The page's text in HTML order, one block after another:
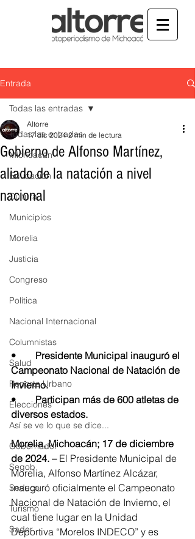
Entrada
Todas las entradas
Michoacán
Educación
Cultura
Municipios
Morelia
Justicia
Congreso
Política
Nacional Internacional
Columnistas
Salud
Reporte Urbano
Elecciones
Así se ve lo que se dice...
Gobernador
Segob
Sedeco
Turismo
Sader
Todas las entradas
Gobierno de Alfonso Martínez,
aliado de la natación a nivel
nacional
Altorre
17 dic 2024 2 min de lectura
•	Presidente Municipal inauguró el
Campeonato Nacional de Natación de
Invierno.
•	Participan más de 600 atletas de
diversos estados.
Morelia, Michoacán; 17 de diciembre
de 2024. – El Presidente Municipal de
Morelia, Alfonso Martínez Alcázar,
inauguró oficialmente el Campeonato
Nacional de Natación de Invierno, el
cual tiene lugar en la Unidad
Deportiva “Morelos INDECO” y es